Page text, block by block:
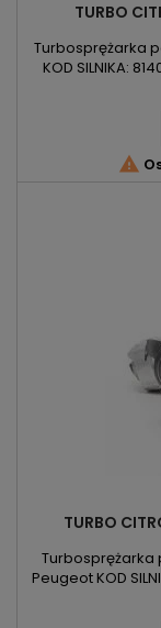
TURBO
Turbosprężarka
KOD SILNIKA:

TURBO
Turbosprężarka
Peugeot KOD
2179cm 2.2HDI